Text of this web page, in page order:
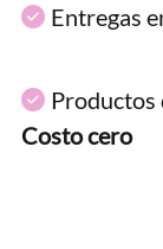
Entregas
Productos
Costo cero